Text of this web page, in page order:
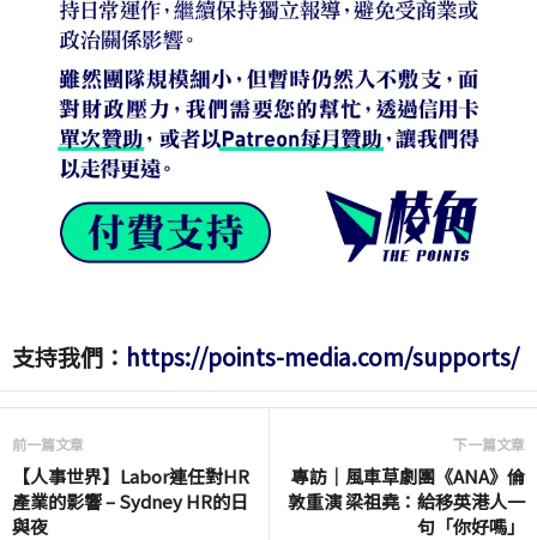
支持我們： https://points-media.com/supports/
前一篇文章
【人事世界】Labor連任對HR
產業的影響 – Sydney HR的日
與夜
下一篇文章
專訪｜風車草劇團《ANA》倫
敦重演 梁祖堯：給移英港人一
句「你好嗎」